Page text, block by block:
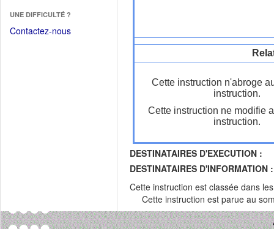
fenêtre)
une
nouvelle
UNE DIFFICULTÉ ?
Contactez-nous
Cette instruction n'abroge
instruction.
Cette instruction ne modifie
instruction.
DESTINATAIRES D'EXECUTION :
DESTINATAIRES D'INFORMATION :
Cette instruction est classée dans
Cette instruction est parue au